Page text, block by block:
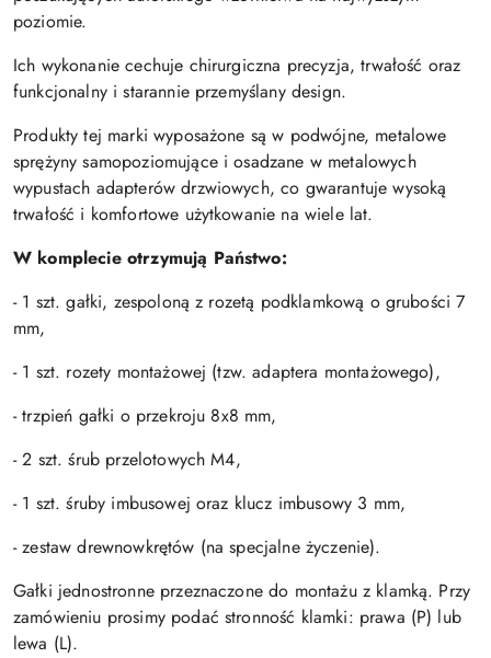
poziomie.
Ich wykonanie cechuje chirurgiczna precyzja, trwałość oraz
funkcjonalny i starannie przemyślany design.
Produkty tej marki wyposażone są w podwójne, metalowe
sprężyny samopoziomujące i osadzane w metalowych
wypustach adapterów drzwiowych, co gwarantuje wysoką
trwałość i komfortowe użytkowanie na wiele lat.
W komplecie otrzymują Państwo:
- 1 szt. gałki, zespoloną z rozetą podklamkową o grubości 7
mm,
- 1 szt. rozety montażowej (tzw. adaptera montażowego),
- trzpień gałki o przekroju 8x8 mm,
- 2 szt. śrub przelotowych M4,
- 1 szt. śruby imbusowej oraz klucz imbusowy 3 mm,
- zestaw drewnowkrętów (na specjalne życzenie).
Gałki jednostronne przeznaczone do montażu z klamką. Przy
zamówieniu prosimy podać stronność klamki: prawa (P) lub
lewa (L).